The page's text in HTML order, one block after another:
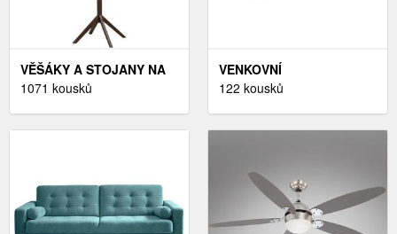
VĚŠÁKY A STOJANY NA
OBLEČENÍ
1071 kousků
VENKOVNÍ
KVĚTINÁČE,ZAHRADA A
122 kousků